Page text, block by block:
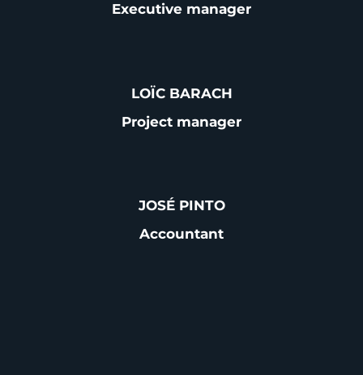
Executive manager
LOÏC BARACH
Project manager
JOSÉ PINTO
Accountant